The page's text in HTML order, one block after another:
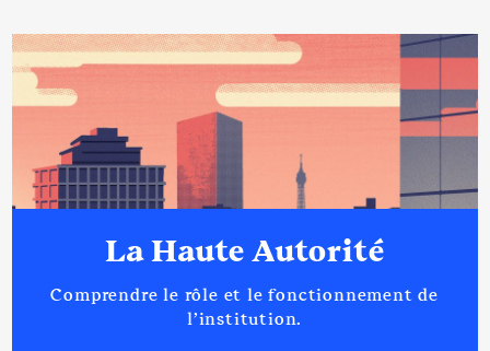
La Haute Autorité
Comprendre le rôle et le fonctionnement de
l’institution.